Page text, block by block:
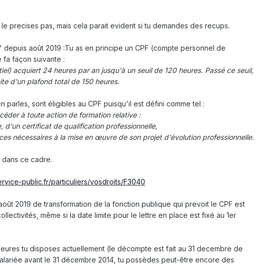
precises pas, mais cela parait evident si tu demandes des recups.
août 2019 :Tu as en principe un CPF (compte personnel de
fa façon suivante :
acquiert 24 heures par an jusqu'à un seuil de 120 heures. Passé ce seuil,
d'un plafond total de 150 heures.
parles, sont éligibles au CPF puisqu'il est défini comme tel :
à toute action de formation relative :
d'un certificat de qualification professionnelle,
nécessaires à la mise en œuvre de son projet d'évolution professionnelle.
ce cadre.
public.fr/particuliers/vosdroits/F3040
2019 de transformation de la fonction publique qui prevoit le CPF est
même si la date limite pour le lettre en place est fixé au 1er
tu disposes actuellement (le décompte est fait au 31 decembre de
avant le 31 décembre 2014, tu possèdes peut-être encore des